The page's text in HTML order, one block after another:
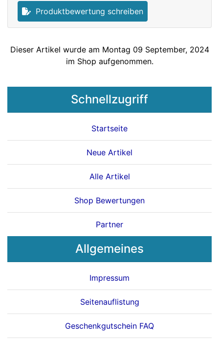
Produktbewertung schreiben
Dieser Artikel wurde am Montag 09 September, 2024
im Shop aufgenommen.
Schnellzugriff
Startseite
Neue Artikel
Alle Artikel
Shop Bewertungen
Partner
Allgemeines
Impressum
Seitenauflistung
Geschenkgutschein FAQ